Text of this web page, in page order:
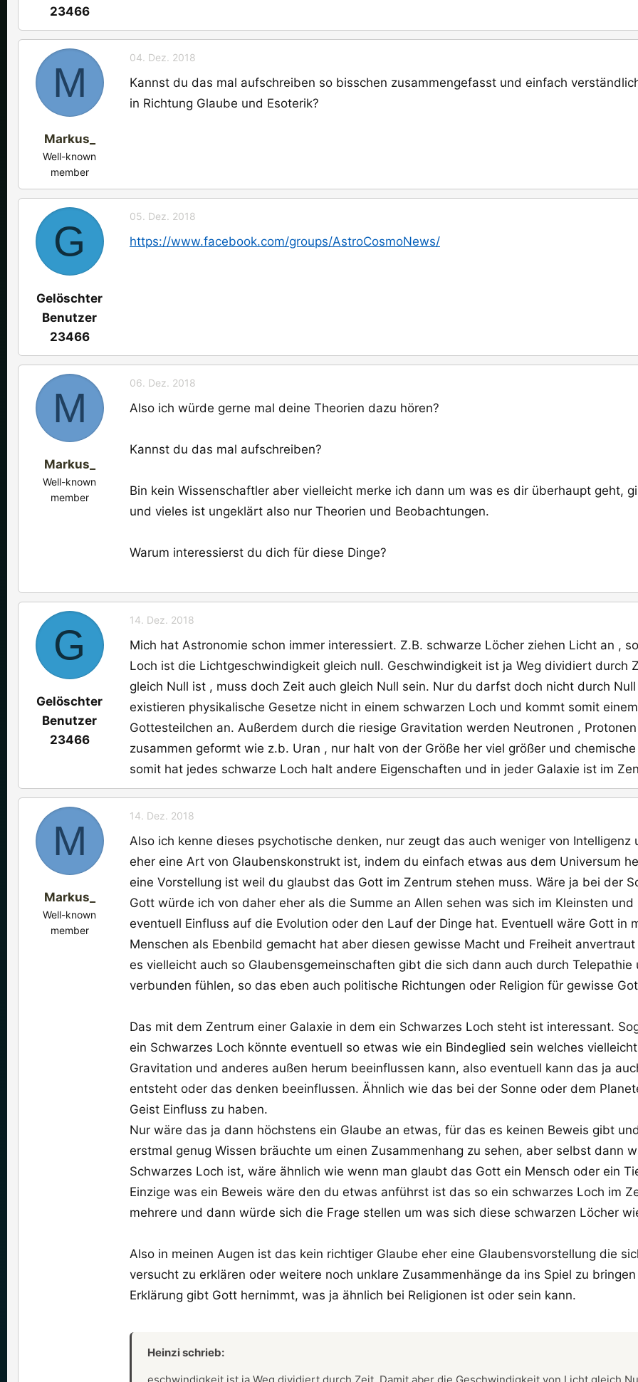
23466
M
Markus_
Well-known
member
04. Dez. 2018
Kannst du das mal aufschreiben so bisschen zusammengefasst und einfach
in Richtung Glaube und Esoterik?
G
Gelöschter
Benutzer
23466
05. Dez. 2018
https://www.facebook.com/groups/AstroCosmoNews/
M
Markus_
Well-known
member
06. Dez. 2018
Also ich würde gerne mal deine Theorien dazu hören?
Kannst du das mal aufschreiben?
Bin kein Wissenschaftler aber vielleicht merke ich dann um was es dir überhaupt geht,
und vieles ist ungeklärt also nur Theorien und Beobachtungen.
Warum interessierst du dich für diese Dinge?
G
Gelöschter
Benutzer
23466
14. Dez. 2018
Mich hat Astronomie schon immer interessiert. Z.B. schwarze Löcher ziehen Licht an ,
Loch ist die Lichtgeschwindigkeit gleich null. Geschwindigkeit ist ja Weg dividiert durch
gleich Null ist , muss doch Zeit auch gleich Null sein. Nur du darfst doch nicht durch
existieren physikalische Gesetze nicht in einem schwarzen Loch und kommt somit
Gottesteilchen an. Außerdem durch die riesige Gravitation werden Neutronen ,
zusammen geformt wie z.b. Uran , nur halt von der Größe her viel größer und
somit hat jedes schwarze Loch halt andere Eigenschaften und in jeder Galaxie ist im
M
Markus_
Well-known
member
14. Dez. 2018
Also ich kenne dieses psychotische denken, nur zeugt das auch weniger von
eher eine Art von Glaubenskonstrukt ist, indem du einfach etwas aus dem Universum
eine Vorstellung ist weil du glaubst das Gott im Zentrum stehen muss. Wäre ja bei der
Gott würde ich von daher eher als die Summe an Allen sehen was sich im Kleinsten
eventuell Einfluss auf die Evolution oder den Lauf der Dinge hat. Eventuell wäre Gott in
Menschen als Ebenbild gemacht hat aber diesen gewisse Macht und Freiheit
es vielleicht auch so Glaubensgemeinschaften gibt die sich dann auch durch
verbunden fühlen, so das eben auch politische Richtungen oder Religion für gewisse
Das mit dem Zentrum einer Galaxie in dem ein Schwarzes Loch steht ist interessant.
ein Schwarzes Loch könnte eventuell so etwas wie ein Bindeglied sein welches
Gravitation und anderes außen herum beeinflussen kann, also eventuell kann das ja
entsteht oder das denken beeinflussen. Ähnlich wie das bei der Sonne oder dem
Geist Einfluss zu haben.
Nur wäre das ja dann höchstens ein Glaube an etwas, für das es keinen Beweis gibt
erstmal genug Wissen bräuchte um einen Zusammenhang zu sehen, aber selbst dann
Schwarzes Loch ist, wäre ähnlich wie wenn man glaubt das Gott ein Mensch oder ein
Einzige was ein Beweis wäre den du etwas anführst ist das so ein schwarzes Loch im
mehrere und dann würde sich die Frage stellen um was sich diese schwarzen Löcher
Also in meinen Augen ist das kein richtiger Glaube eher eine Glaubensvorstellung die
versucht zu erklären oder weitere noch unklare Zusammenhänge da ins Spiel zu
Erklärung gibt Gott hernimmt, was ja ähnlich bei Religionen ist oder sein kann.
Heinzi schrieb: